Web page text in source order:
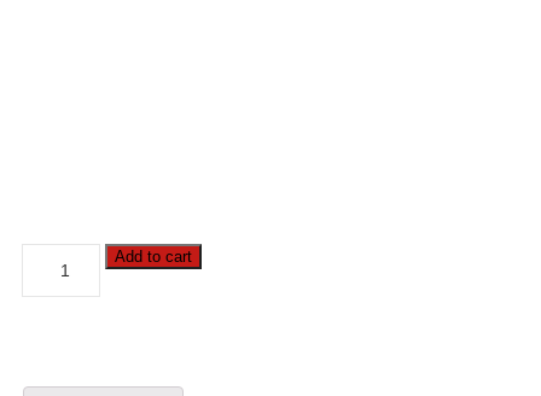
7
204hp
Add to cart